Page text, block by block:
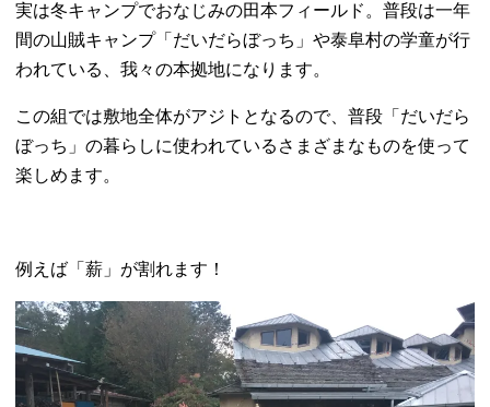
実は冬キャンプでおなじみの田本フィールド。普段は一年
間の山賊キャンプ「だいだらぼっち」や泰阜村の学童が行
われている、我々の本拠地になります。
この組では敷地全体がアジトとなるので、普段「だいだら
ぼっち」の暮らしに使われているさまざまなものを使って
楽しめます。
例えば「薪」が割れます！